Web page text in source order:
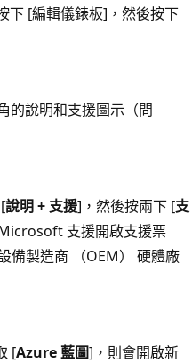
下 [編輯儀錶板] ，然後按下
的說明和支援圖示（問
說明 + 支援]，然後按兩下 [支
支援開啟支援票
備製造商 （OEM） 硬體廠
[Azure 藍圖]，則會開啟新